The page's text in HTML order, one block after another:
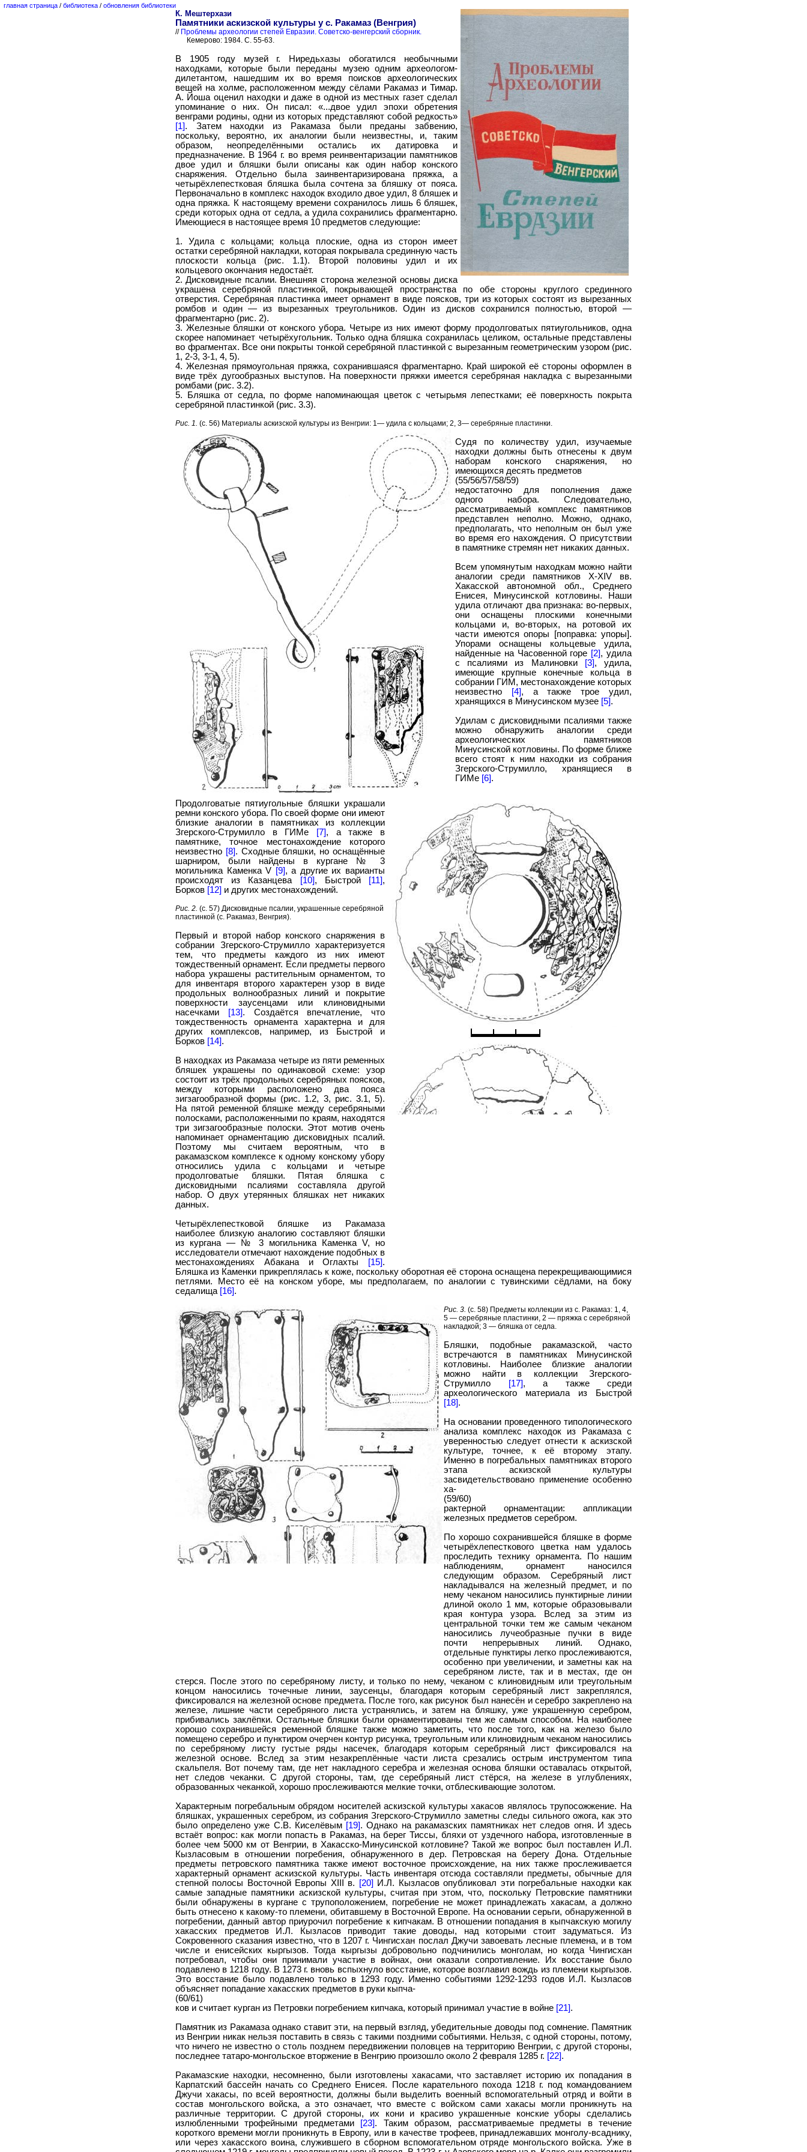
главная страница / библиотека / обновления библиотеки
К. Мештерхази
Памятники аскизской культуры у с. Ракамаз (Венгрия)
// Проблемы археологии степей Евразии. Советско-венгерский сборник.
Кемерово: 1984. С. 55-63.
В 1905 году музей г. Ниредьхазы обогатился необычными
находками, которые были переданы музею одним археологом-
дилетантом, нашедшим их во время поисков археологических
вещей на холме, расположенном между сёлами Ракамаз и Тимар.
А. Йоша оценил находки и даже в одной из местных газет сделал
упоминание о них. Он писал: «...двое удил эпохи обретения
венграми родины, одни из которых представляют собой редкость»
[1]. Затем находки из Ракамаза были преданы забвению,
поскольку, вероятно, их аналогии были неизвестны, и, таким
образом, неопределёнными остались их датировка и
предназначение. В 1964 г. во время реинвентаризации памятников
двое удил и бляшки были описаны как один набор конского
снаряжения. Отдельно была заинвентаризирована пряжка, а
четырёхлепестковая бляшка была сочтена за бляшку от пояса.
Первоначально в комплекс находок входило двое удил, 8 бляшек и
одна пряжка. К настоящему времени сохранилось лишь 6 бляшек,
среди которых одна от седла, а удила сохранились фрагментарно.
Имеющиеся в настоящее время 10 предметов следующие:
1. Удила с кольцами; кольца плоские, одна из сторон имеет
остатки серебряной накладки, которая покрывала срединную часть
плоскости кольца (рис. 1.1). Второй половины удил и их
кольцевого окончания недостаёт.
2. Дисковидные псалии. Внешняя сторона железной основы диска
украшена серебряной пластинкой, покрывающей пространства по обе стороны круглого срединного
отверстия. Серебряная пластинка имеет орнамент в виде поясков, три из которых состоят из вырезанных
ромбов и один — из вырезанных треугольников. Один из дисков сохранился полностью, второй —
фрагментарно (рис. 2).
3. Железные бляшки от конского убора. Четыре из них имеют форму продолговатых пятиугольников, одна
скорее напоминает четырёхугольник. Только одна бляшка сохранилась целиком, остальные представлены
во фрагментах. Все они покрыты тонкой серебряной пластинкой с вырезанным геометрическим узором (рис.
1, 2-3, 3-1, 4, 5).
4. Железная прямоугольная пряжка, сохранившаяся фрагментарно. Край широкой её стороны оформлен в
виде трёх дугообразных выступов. На поверхности пряжки имеется серебряная накладка с вырезанными
ромбами (рис. 3.2).
5. Бляшка от седла, по форме напоминающая цветок с четырьмя лепестками; её поверхность покрыта
серебряной пластинкой (рис. 3.3).
Рис. 1. (с. 56) Материалы аскизской культуры из Венгрии: 1— удила с кольцами; 2, 3— серебряные пластинки.
Судя по количеству удил, изучаемые
находки должны быть отнесены к двум
наборам конского снаряжения, но
имеющихся десять предметов
(55/56/57/58/59)
недостаточно для пополнения даже
одного набора. Следовательно,
рассматриваемый комплекс памятников
представлен неполно. Можно, однако,
предполагать, что неполным он был уже
во время его нахождения. О присутствии
в памятнике стремян нет никаких данных.
Всем упомянутым находкам можно найти
аналогии среди памятников X-XIV вв.
Хакасской автономной обл., Среднего
Енисея, Минусинской котловины. Наши
удила отличают два признака: во-первых,
они оснащены плоскими конечными
кольцами и, во-вторых, на ротовой их
части имеются опоры [поправка: упоры].
Упорами оснащены кольцевые удила,
найденные на Часовенной горе [2], удила
с псалиями из Малиновки
[3], удила,
имеющие крупные конечные кольца в
собрании ГИМ, местонахождение которых
неизвестно
[4], а также трое удил,
хранящихся в Минусинском музее [5].
Удилам с дисковидными псалиями также
можно обнаружить аналогии среди
археологических памятников
Минусинской котловины. По форме ближе
всего стоят к ним находки из собрания
Згерского-Струмилло, хранящиеся в
ГИМе [6].
Продолговатые пятиугольные бляшки украшали
ремни конского убора. По своей форме они имеют
близкие аналогии в памятниках из коллекции
Згерского-Струмилло в ГИМе
[7], а также в
памятнике, точное местонахождение которого
неизвестно [8]. Сходные бляшки, но оснащённые
шарниром, были найдены в кургане № 3
могильника Каменка V [9], а другие их варианты
происходят из Казанцева
[10], Быстрой [11],
Борков [12] и других местонахождений.
Рис. 2. (с. 57) Дисковидные псалии, украшенные серебряной
пластинкой (с. Ракамаз, Венгрия).
Первый и второй набор конского снаряжения в
собрании Згерского-Струмилло характеризуется
тем, что предметы каждого из них имеют
тождественный орнамент. Если предметы первого
набора украшены растительным орнаментом, то
для инвентаря второго характерен узор в виде
продольных волнообразных линий и покрытие
поверхности заусенцами или клиновидными
насечками
[13]. Создаётся впечатление, что
тождественность орнамента характерна и для
других комплексов, например, из Быстрой и
Борков [14].
В находках из Ракамаза четыре из пяти ременных
бляшек украшены по одинаковой схеме: узор
состоит из трёх продольных серебряных поясков,
между которыми расположено два пояса
зигзагообразной формы (рис. 1.2, 3, рис. 3.1, 5).
На пятой ременной бляшке между серебряными
полосками, расположенными по краям, находятся
три зигзагообразные полоски. Этот мотив очень
напоминает орнаментацию дисковидных псалий.
Поэтому мы считаем вероятным, что в
ракамазском комплексе к одному конскому убору
относились удила с кольцами и четыре
продолговатые бляшки. Пятая бляшка с
дисковидными псалиями составляла другой
набор. О двух утерянных бляшках нет никаких
данных.
Четырёхлепестковой бляшке из Ракамаза
наиболее близкую аналогию составляют бляшки
из кургана — № 3 могильника Каменка V, но
исследователи отмечают нахождение подобных в
местонахождениях Абакана и Оглахты
[15].
Бляшка из Каменки прикреплялась к коже, поскольку оборотная её сторона оснащена перекрещивающимися
петлями. Место её на конском уборе, мы предполагаем, по аналогии с тувинскими сёдлами, на боку
седалища [16].
Рис. 3. (с. 58) Предметы коллекции из с. Ракамаз: 1, 4,
5 — серебряные пластинки, 2 — пряжка с серебряной
накладкой; 3 — бляшка от седла.
Бляшки, подобные ракамазской, часто
встречаются в памятниках Минусинской
котловины. Наиболее близкие аналогии
можно найти в коллекции Згерского-
Струмилло
[17], а также среди
археологического материала из Быстрой
[18].
На основании проведенного типологического
анализа комплекс находок из Ракамаза с
уверенностью следует отнести к аскизской
культуре, точнее, к её второму этапу.
Именно в погребальных памятниках второго
этапа аскизской культуры
засвидетельствовано применение особенно
ха-
(59/60)
рактерной орнаментации: аппликации
железных предметов серебром.
По хорошо сохранившейся бляшке в форме
четырёхлепесткового цветка нам удалось
проследить технику орнамента. По нашим
наблюдениям, орнамент наносился
следующим образом. Серебряный лист
накладывался на железный предмет, и по
нему чеканом наносились пунктирные линии
длиной около 1 мм, которые образовывали
края контура узора. Вслед за этим из
центральной точки тем же самым чеканом
наносились лучеобразные пучки в виде
почти непрерывных линий. Однако,
отдельные пунктиры легко прослеживаются,
особенно при увеличении, и заметны как на
серебряном листе, так и в местах, где он
стерся. После этого по серебряному листу, и только по нему, чеканом с клиновидным или треугольным
концом наносились точечные линии, заусенцы, благодаря которым серебряный лист закреплялся,
фиксировался на железной основе предмета. После того, как рисунок был нанесён и серебро закреплено на
железе, лишние части серебряного листа устранялись, и затем на бляшку, уже украшенную серебром,
прибивались заклёпки. Остальные бляшки были орнаментированы тем же самым способом. На наиболее
хорошо сохранившейся ременной бляшке также можно заметить, что после того, как на железо было
помещено серебро и пунктиром очерчен контур рисунка, треугольным или клиновидным чеканом наносились
по серебряному листу густые ряды насечек, благодаря которым серебряный лист фиксировался на
железной основе. Вслед за этим незакреплённые части листа срезались острым инструментом типа
скальпеля. Вот почему там, где нет накладного серебра и железная основа бляшки оставалась открытой,
нет следов чеканки. С другой стороны, там, где серебряный лист стёрся, на железе в углублениях,
образованных чеканкой, хорошо прослеживаются мелкие точки, отблескивающие золотом.
Характерным погребальным обрядом носителей аскизской культуры хакасов являлось трупосожжение. На
бляшках, украшенных серебром, из собрания Згерского-Струмилло заметны следы сильного ожога, как это
было определено уже С.В. Киселёвым [19]. Однако на ракамазских памятниках нет следов огня. И здесь
встаёт вопрос: как могли попасть в Ракамаз, на берег Тиссы, бляхи от уздечного набора, изготовленные в
более чем 5000 км от Венгрии, в Хакасско-Минусинской котловине? Такой же вопрос был поставлен И.Л.
Кызласовым в отношении погребения, обнаруженного в дер. Петровская на берегу Дона. Отдельные
предметы петровского памятника также имеют восточное происхождение, на них также прослеживается
характерный орнамент аскизской культуры. Часть инвентаря отсюда составляли предметы, обычные для
степной полосы Восточной Европы XIII в.
[20]
И.Л. Кызласов опубликовал эти погребальные находки как
самые западные памятники аскизской культуры, считая при этом, что, поскольку Петровские памятники
были обнаружены в кургане с трупоположением, погребение не может принадлежать хакасам, а должно
быть отнесено к какому-то племени, обитавшему в Восточной Европе. На основании серьги, обнаруженной в
погребении, данный автор приурочил погребение к кипчакам. В отношении попадания в кыпчакскую могилу
хакасских предметов И.Л. Кызласов приводит такие доводы, над которыми стоит задуматься. Из
Сокровенного сказания известно, что в 1207 г. Чингисхан послал Джучи завоевать лесные племена, и в том
числе и енисейских кыргызов. Тогда кыргызы добровольно подчинились монголам, но когда Чингисхан
потребовал, чтобы они принимали участие в войнах, они оказали сопротивление. Их восстание было
подавлено в 1218 году. В 1273 г. вновь вспыхнуло восстание, которое возглавил вождь из племени кыргызов.
Это восстание было подавлено только в 1293 году. Именно событиями 1292-1293 годов И.Л. Кызласов
объясняет попадание хакасских предметов в руки кыпча-
(60/61)
ков и считает курган из Петровки погребением кипчака, который принимал участие в войне [21].
Памятник из Ракамаза однако ставит эти, на первый взгляд, убедительные доводы под сомнение. Памятник
из Венгрии никак нельзя поставить в связь с такими поздними событиями. Нельзя, с одной стороны, потому,
что ничего не известно о столь позднем передвижении половцев на территорию Венгрии, с другой стороны,
последнее татаро-монгольское вторжение в Венгрию произошло около 2 февраля 1285 г. [22].
Ракамазские находки, несомненно, были изготовлены хакасами, что заставляет историю их попадания в
Карпатский бассейн начать со Среднего Енисея. После карательного похода 1218 г. под командованием
Джучи хакасы, по всей вероятности, должны были выделить военный вспомогательный отряд и войти в
состав монгольского войска, а это означает, что вместе с войском сами хакасы могли проникнуть на
различные территории. С другой стороны, их кони и красиво украшенные конские уборы сделались
излюбленными трофейными предметами
[23]. Таким образом, рассматриваемые предметы в течение
короткого времени могли проникнуть в Европу, или в качестве трофеев, принадлежавших монголу-всаднику,
или через хакасского воина, служившего в сборном вспомогательном отряде монгольского войска. Уже в